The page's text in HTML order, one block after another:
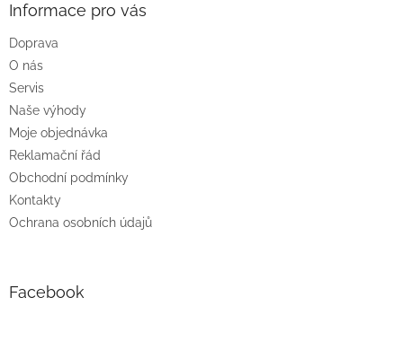
Informace pro vás
Doprava
O nás
Servis
Naše výhody
Moje objednávka
Reklamační řád
Obchodní podmínky
Kontakty
Ochrana osobních údajů
Facebook